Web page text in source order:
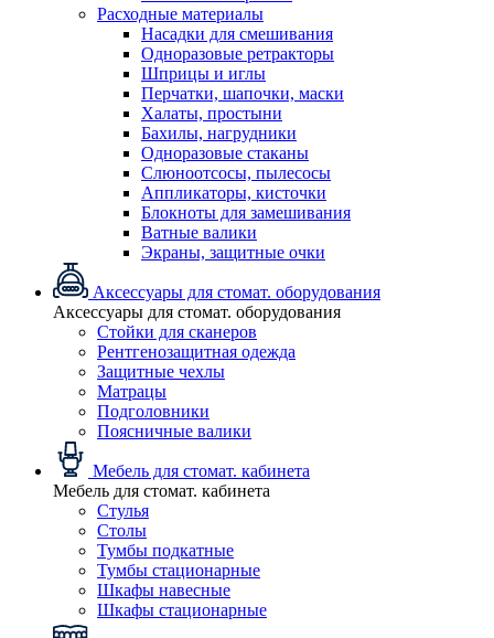
Расходные материалы
Насадки для смешивания
Одноразовые ретракторы
Шприцы и иглы
Перчатки, шапочки, маски
Халаты, простыни
Бахилы, нагрудники
Одноразовые стаканы
Слюноотсосы, пылесосы
Аппликаторы, кисточки
Блокноты для замешивания
Ватные валики
Экраны, защитные очки
Аксессуары для стомат. оборудования
Аксессуары для стомат. оборудования
Стойки для сканеров
Рентгенозащитная одежда
Защитные чехлы
Матрацы
Подголовники
Поясничные валики
Мебель для стомат. кабинета
Мебель для стомат. кабинета
Стулья
Столы
Тумбы подкатные
Тумбы стационарные
Шкафы навесные
Шкафы стационарные